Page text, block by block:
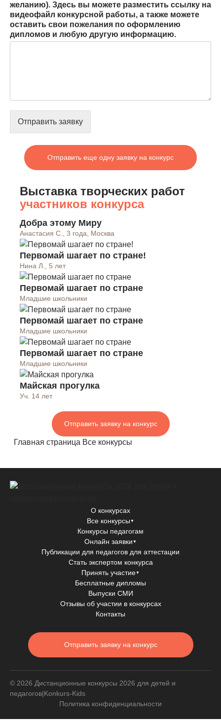
желанию). Здесь вы можете разместить ссылку на
видеофайл конкурсной работы, а также можете
оставить свои пожелания по оформлению
дипломов и любую другую информацию.
Отправить заявку
Отправить еще одну заявку на конкурс
Выставка творческих работ
участников конкурса
Добра этому Миру
Анастасия С., 3 года, Москва
Первомай шагает по стране!
Нина Л., 5 лет
Первомай шагает по стране
Младшие школьники
Первомай шагает по стране
Младшие школьники
Первомай шагает по стране
Младшие школьники
Майская прогулка
Уч. 14 лет
Отправить заявку на конкурс
Главная страница Все конкурсы
О конкурсах
Все конкурсы ▼
Конкурсы педагогам
Онлайн заявки ▼
Публикации для педагогов для аттестации
Стать экспертом конкурса
Принять участие▼
Бесплатные дипломы
Выпуски СМИ
Отзывы об участии в конкурсах
Контакты
Отправить заявку на конкурс
© 2026 Дистанционные конкурсы 2026 для детей и
педагогов|Konkurs-Kids
Политика конфиденциальности